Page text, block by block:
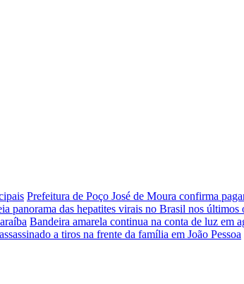
Prefeitura de Poço José de Moura confirma
panorama das hepatites virais no Brasil nos últimos
Bandeira amarela continua na conta de luz em
a tiros na frente da família em João Pessoa